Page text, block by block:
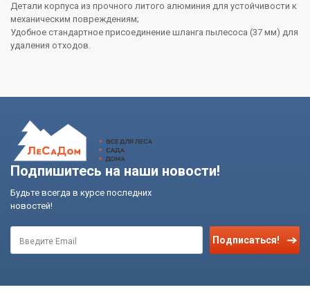
Детали корпуса из прочного литого алюминия для устойчивости к
механическим повреждениям;
Удобное стандартное присоединение шланга пылесоса (37 мм) для
удаления отходов.
Подпишитесь на наши новости!
Будьте всегда в курсе последних
новостей!
Подписаться!